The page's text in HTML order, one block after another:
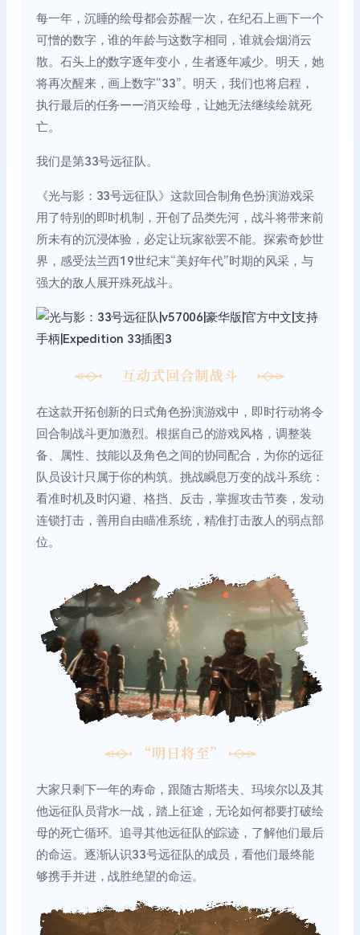
每一年，沉睡的绘母都会苏醒一次，在纪石上画下一个
可憎的数字，谁的年龄与这数字相同，谁就会烟消云
散。石头上的数字逐年变小，生者逐年减少。明天，她
将再次醒来，画上数字“33”。明天，我们也将启程，
执行最后的任务——消灭绘母，让她无法继续绘就死
亡。
我们是第33号远征队。
《光与影：33号远征队》这款回合制角色扮演游戏采
用了特别的即时机制，开创了品类先河，战斗将带来前
所未有的沉浸体验，必定让玩家欲罢不能。探索奇妙世
界，感受法兰西19世纪末“美好年代”时期的风采，与
强大的敌人展开殊死战斗。
在这款开拓创新的日式角色扮演游戏中，即时行动将令
回合制战斗更加激烈。根据自己的游戏风格，调整装
备、属性、技能以及角色之间的协同配合，为你的远征
队员设计只属于你的构筑。挑战瞬息万变的战斗系统：
看准时机及时闪避、格挡、反击，掌握攻击节奏，发动
连锁打击，善用自由瞄准系统，精准打击敌人的弱点部
位。
大家只剩下一年的寿命，跟随古斯塔夫、玛埃尔以及其
他远征队员背水一战，踏上征途，无论如何都要打破绘
母的死亡循环。追寻其他远征队的踪迹，了解他们最后
的命运。逐渐认识33号远征队的成员，看他们最终能
够携手并进，战胜绝望的命运。